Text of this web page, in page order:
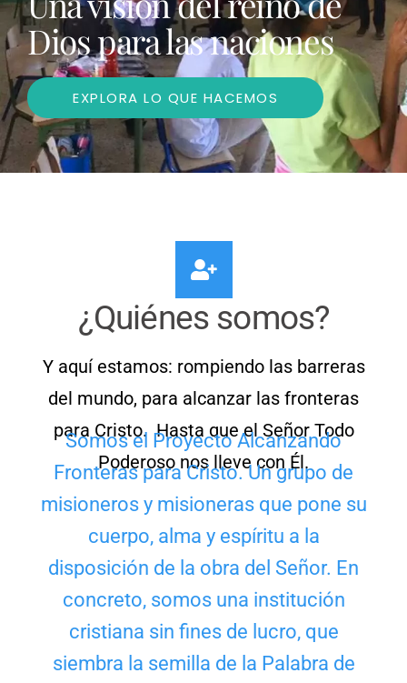
Dios para las naciones
EXPLORA LO QUE HACEMOS
¿Quiénes somos?
Y aquí estamos: rompiendo las barreras
del mundo, para alcanzar las fronteras
para Cristo. Hasta que el Señor Todo
Poderoso nos lleve con Él.
Somos el Proyecto Alcanzando
Fronteras para Cristo. Un grupo de
misioneros y misioneras que pone su
cuerpo, alma y espíritu a la
disposición de la obra del Señor. En
concreto, somos una institución
cristiana sin fines de lucro, que
siembra la semilla de la Palabra de